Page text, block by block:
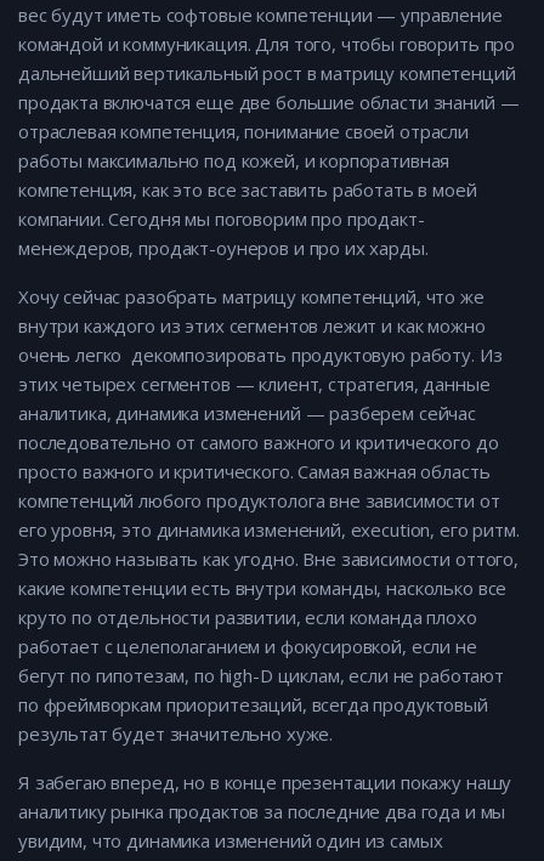
вес будут иметь софтовые компетенции — управление
командой и коммуникация. Для того, чтобы говорить про
дальнейший вертикальный рост в матрицу компетенций
продакта включатся еще две большие области знаний —
отраслевая компетенция, понимание своей отрасли
работы максимально под кожей, и корпоративная
компетенция, как это все заставить работать в моей
компании. Сегодня мы поговорим про продакт-
менеждеров, продакт-оунеров и про их харды.
Хочу сейчас разобрать матрицу компетенций, что же
внутри каждого из этих сегментов лежит и как можно
очень легко декомпозировать продуктовую работу. Из
этих четырех сегментов — клиент, стратегия, данные
аналитика, динамика изменений — разберем сейчас
последовательно от самого важного и критического до
просто важного и критического. Самая важная область
компетенций любого продуктолога вне зависимости от
его уровня, это динамика изменений, execution, его ритм.
Это можно называть как угодно. Вне зависимости оттого,
какие компетенции есть внутри команды, насколько все
круто по отдельности развитии, если команда плохо
работает с целеполаганием и фокусировкой, если не
бегут по гипотезам, по high-D циклам, если не работают
по фреймворкам приоритезаций, всегда продуктовый
результат будет значительно хуже.
Я забегаю вперед, но в конце презентации покажу нашу
аналитику рынка продактов за последние два года и мы
увидим, что динамика изменений один из самых